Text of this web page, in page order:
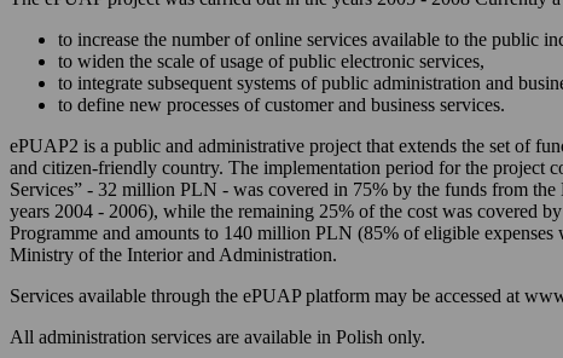
zarządzania Twoim
korzystania z usług
składania podań i
odbierania
Podstawę przetwarzania
Rozporządzenie
fizycznych w związku
Ustawa z dnia 17
ust. 1 i 2,
to increase the number of online services available to the public
to widen the scale of usage of public electronic services,
to integrate subsequent systems of public administration and
to define new processes of customer and business services.
ePUAP2 is a public and administrative project that extends the set of
and citizen-friendly country. The implementation period for the project
Services” - 32 million PLN - was covered in 75% by the funds from
years 2004 - 2006), while the remaining 25% of the cost was covered
Programme and amounts to 140 million PLN (85% of eligible
Ministry of the Interior and Administration.
Services available through the ePUAP platform may be accessed at
All administration services are available in Polish only.